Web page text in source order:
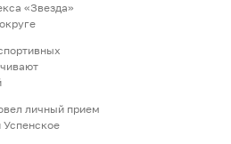
«Звезда»
личный прием
Успенское